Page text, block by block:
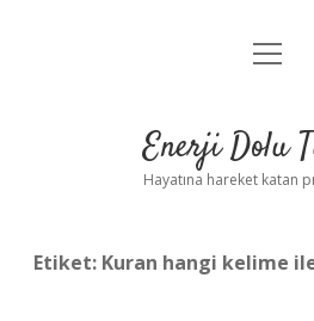
Anasayfa
Yasal
menüyü
Enerji Dolu
Hayatına hareket katan
Etiket: Kuran hangi kelime